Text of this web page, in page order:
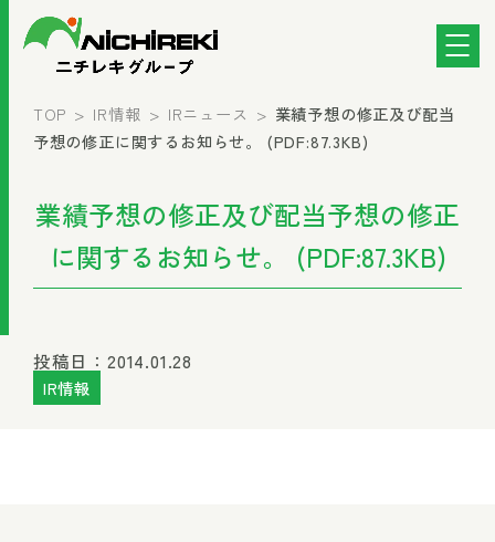
TOP IR情報 IRニュース
業績予想の修正及び配当
予想の修正に関するお知らせ。 (PDF:87.3KB)
業績予想の修正及び配当予想の修正
に関するお知らせ。 (PDF:87.3KB)
投稿日：2014.01.28
IR情報